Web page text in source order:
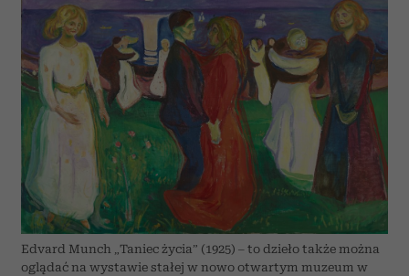
Edvard Munch „Taniec życia” (1925) – to dzieło także można
oglądać na wystawie stałej w nowo otwartym muzeum w